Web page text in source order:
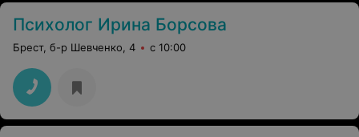
Психолог Ирина Борсова
Брест, б-р Шевченко, 4 с 10:00